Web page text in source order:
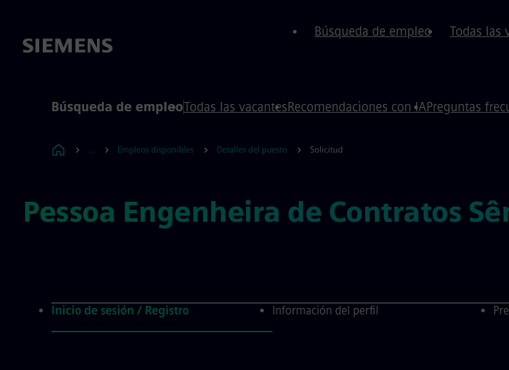
Búsqueda de empleo Todas las
Búsqueda de empleoTodas las vacantesRecomendaciones con IAPreguntas
... Empleos disponibles Detalles del puesto Solicitud
Pessoa Engenheira de Contratos
Inicio de sesión / Registro
Información del perfil